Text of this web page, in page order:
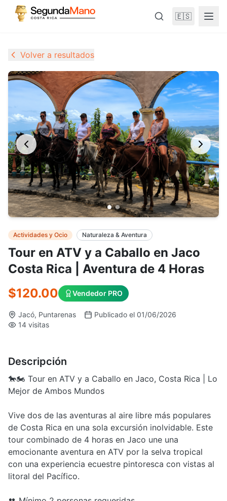
🇪🇸
Volver a resultados
Tour en ATV y a Caballo en Jaco
Costa Rica | Aventura de 4 Horas
Actividades y Ocio Naturaleza & Aventura
$120.00 Vendedor PRO
Jacó, Puntarenas
Publicado el 01/06/2026
14 visitas
Descripción
🐎🏍️ Tour en ATV y a Caballo en Jaco, Costa Rica | Lo
Mejor de Ambos Mundos
Vive dos de las aventuras al aire libre más populares
de Costa Rica en una sola excursión inolvidable. Este
tour combinado de 4 horas en Jaco une una
emocionante aventura en ATV por la selva tropical
con una experiencia ecuestre pintoresca con vistas al
litoral del Pacífico.